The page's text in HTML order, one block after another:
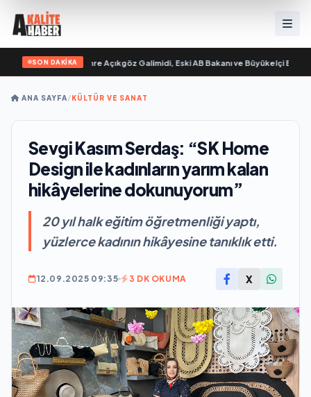
SON DAKİKA
• Ali Emre Açıkgöz Galimidi, Eski AB Bakanı ve Büyükelçi Egemen
ANA SAYFA/KÜLTÜR VE SANAT
Sevgi Kasım Serdaş: “SK Home
Design ile kadınların yarım kalan
hikâyelerine dokunuyorum”
20 yıl halk eğitim öğretmenliği yaptı,
yüzlerce kadının hikâyesine tanıklık etti.
12.09.2025 09:35 3 DK OKUMA X